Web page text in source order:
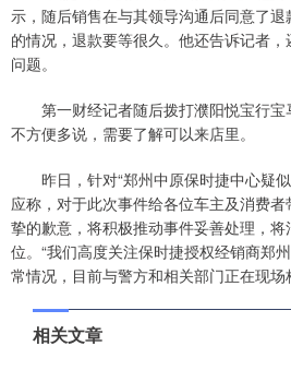
示，随后销售在与其领导沟通后同意了
的情况，退款要等很久。他还告诉记者
问题。
第一财经记者随后拨打濮阳悦宝行宝
不方便多说，需要了解可以来店里。
昨日，针对“郑州中原保时捷中心疑似
应称，对于此次事件给各位车主及消费
挚的歉意，将积极推动事件妥善处理，
位。“我们高度关注保时捷授权经销商郑
常情况，目前与警方和相关部门正在现场
相关文章